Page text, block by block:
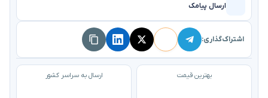
ارسال پیامک
اشتراک‌گذاری:
بهترین قیمت ارسال به سراسر کشور